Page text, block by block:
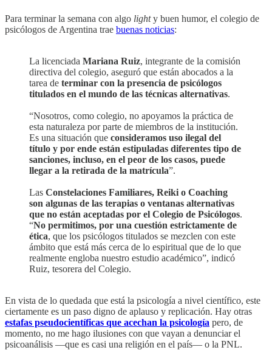
Para terminar la semana con algo lighty buen humor, el colegio de
psicólogos de Argentina trae buenas noticias:
La licenciada Mariana Ruiz, integrante de la comisión
directiva del colegio, aseguró que están abocados a la
tarea de terminar con la presencia de psicólogos
titulados en el mundo de las técnicas alternativas.
“Nosotros, como colegio, no apoyamos la práctica de
esta naturaleza por parte de miembros de la institución.
Es una situación que consideramos uso ilegal del
título y por ende están estipuladas diferentes tipo de
sanciones, incluso, en el peor de los casos, puede
llegar a la retirada de la matrícula”.
Las Constelaciones Familiares, Reiki o Coaching
son algunas de las terapias o ventanas alternativas
que no están aceptadas por el Colegio de Psicólogos.
“No permitimos, por una cuestión estrictamente de
ética, que los psicólogos titulados se mezclen con este
ámbito que está más cerca de lo espiritual que de lo que
realmente engloba nuestro estudio académico”, indicó
Ruiz, tesorera del Colegio.
En vista de lo quedada que está la psicología a nivel científico, este
ciertamente es un paso digno de aplauso y replicación. Hay otras
estafas pseudocientíficas que acechan la psicología pero, de
momento, no me hago ilusiones con que vayan a denunciar el
psicoanálisis —que es casi una religión en el país— o la PNL.